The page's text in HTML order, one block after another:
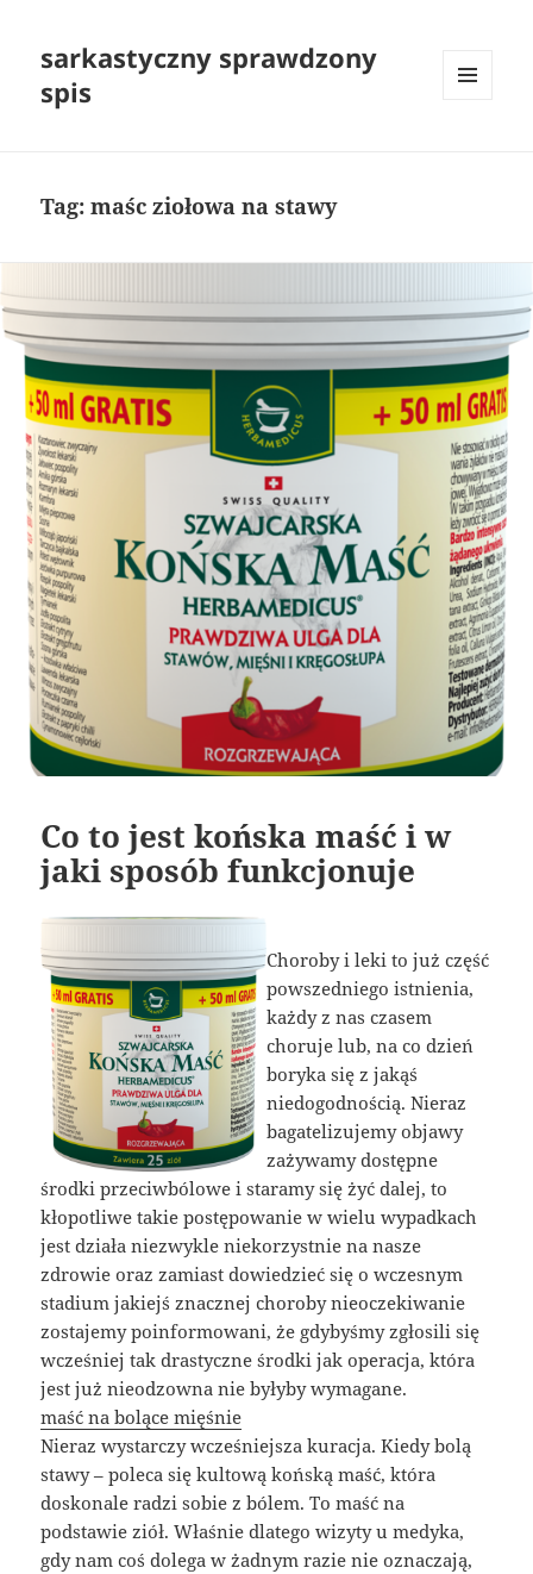
sarkastyczny sprawdzony
spis
Tag:maśc ziołowa na stawy
Co to jest końska maść i w
jaki sposób funkcjonuje
Choroby i leki to już część
powszedniego istnienia,
każdy z nas czasem
choruje lub, na co dzień
boryka się z jakąś
niedogodnością. Nieraz
bagatelizujemy objawy
zażywamy dostępne
środki przeciwbólowe i staramy się żyć dalej, to
kłopotliwe takie postępowanie w wielu wypadkach
jest działa niezwykle niekorzystnie na nasze
zdrowie oraz zamiast dowiedzieć się o wczesnym
stadium jakiejś znacznej choroby nieoczekiwanie
zostajemy poinformowani, że gdybyśmy zgłosili się
wcześniej tak drastyczne środki jak operacja, która
jest już nieodzowna nie byłyby wymagane.
maść na bolące mięśnie
Nieraz wystarczy wcześniejsza kuracja. Kiedy bolą
stawy – poleca się kultową końską maść, która
doskonale radzi sobie z bólem. To maść na
podstawie ziół. Właśnie dlatego wizyty u medyka,
gdy nam coś dolega w żadnym razie nie oznaczają,